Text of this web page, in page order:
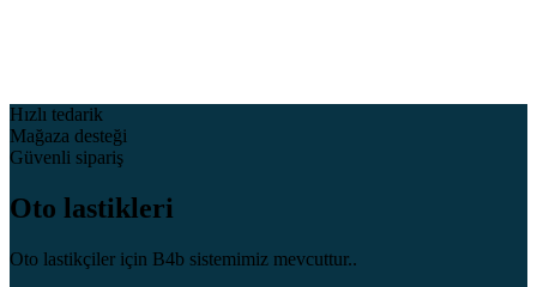
Hızlı tedarik
Mağaza desteği
Güvenli sipariş
Oto lastikleri
Oto lastikçiler için B4b sistemimiz mevcuttur..